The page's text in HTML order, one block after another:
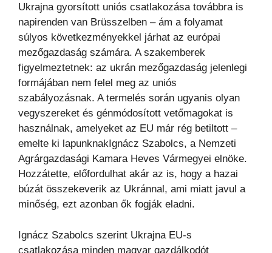
Ukrajna gyorsított uniós csatlakozása továbbra is
napirenden van Brüsszelben – ám a folyamat
súlyos következményekkel járhat az európai
mezőgazdaság számára. A szakemberek
figyelmeztetnek: az ukrán mezőgazdaság jelenlegi
formájában nem felel meg az uniós
szabályozásnak. A termelés során ugyanis olyan
vegyszereket és génmódosított vetőmagokat is
használnak, amelyeket az EU már rég betiltott –
emelte ki lapunknakIgnácz Szabolcs, a Nemzeti
Agrárgazdasági Kamara Heves Vármegyei elnöke.
Hozzátette, előfordulhat akár az is, hogy a hazai
búzát összekeverik az Ukránnal, ami miatt javul a
minőség, ezt azonban ők fogják eladni.
Ignácz Szabolcs szerint Ukrajna EU-s
csatlakozása minden magyar gazdálkodót